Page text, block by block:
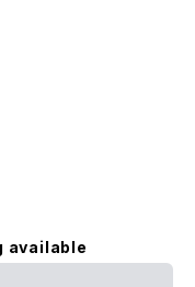
available